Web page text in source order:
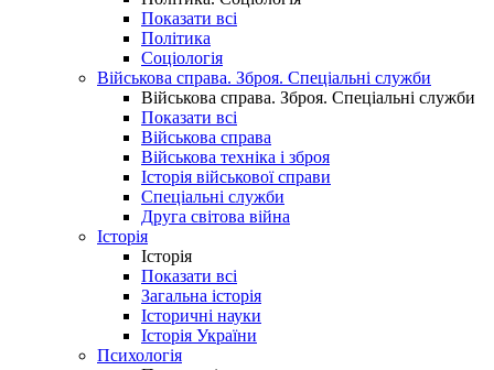
Показати всі
Політика
Соціологія
Військова справа. Зброя. Спеціальні служби
Військова справа. Зброя. Спеціальні служби
Показати всі
Військова справа
Військова техніка і зброя
Історія військової справи
Спеціальні служби
Друга світова війна
Історія
Історія
Показати всі
Загальна історія
Історичні науки
Історія України
Психологія